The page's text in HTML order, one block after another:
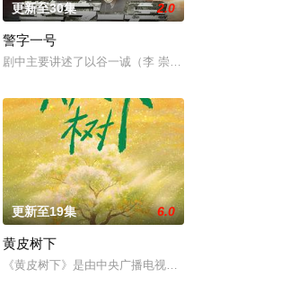
间曲折动人的情感，以及他们在复杂局势中坚守初心、
更新至30集 2.0
警字一号
剧中主要讲述了以谷一诚（李 崇霄饰演）为代表的冀北
党中央指示，
，麦香通过视频向米良宣告：婚不结了。鹿鸣村开了锅
更新至19集 6.0
黄皮树下
《黄皮树下》是由中央广播电视总台农业农村节目中心联